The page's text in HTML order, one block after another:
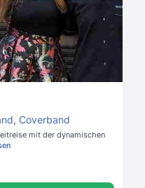
, Coverband
mit der dynamischen